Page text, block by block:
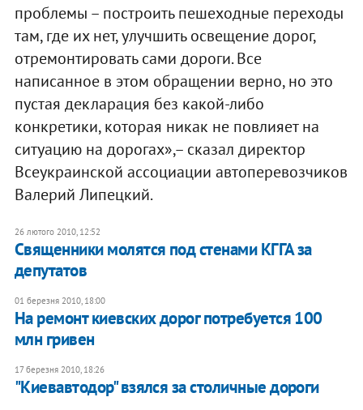
проблемы – построить пешеходные переходы
там, где их нет, улучшить освещение дорог,
отремонтировать сами дороги. Все
написанное в этом обращении верно, но это
пустая декларация без какой-либо
конкретики, которая никак не повлияет на
ситуацию на дорогах»,– сказал директор
Всеукраинской ассоциации автоперевозчиков
Валерий Липецкий.
26 лютого 2010, 12:52
Священники молятся под стенами КГГА за
депутатов
01 березня 2010, 18:00
На ремонт киевских дорог потребуется 100
млн гривен
17 березня 2010, 18:26
"Киевавтодор" взялся за столичные дороги